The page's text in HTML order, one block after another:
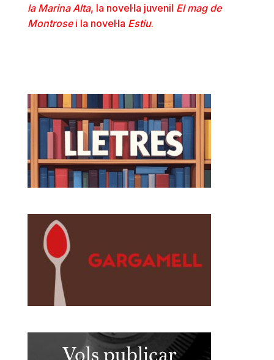
la Marina Alta, la novel·la juvenil El mag de
Montrosei la novel·la Estiu.